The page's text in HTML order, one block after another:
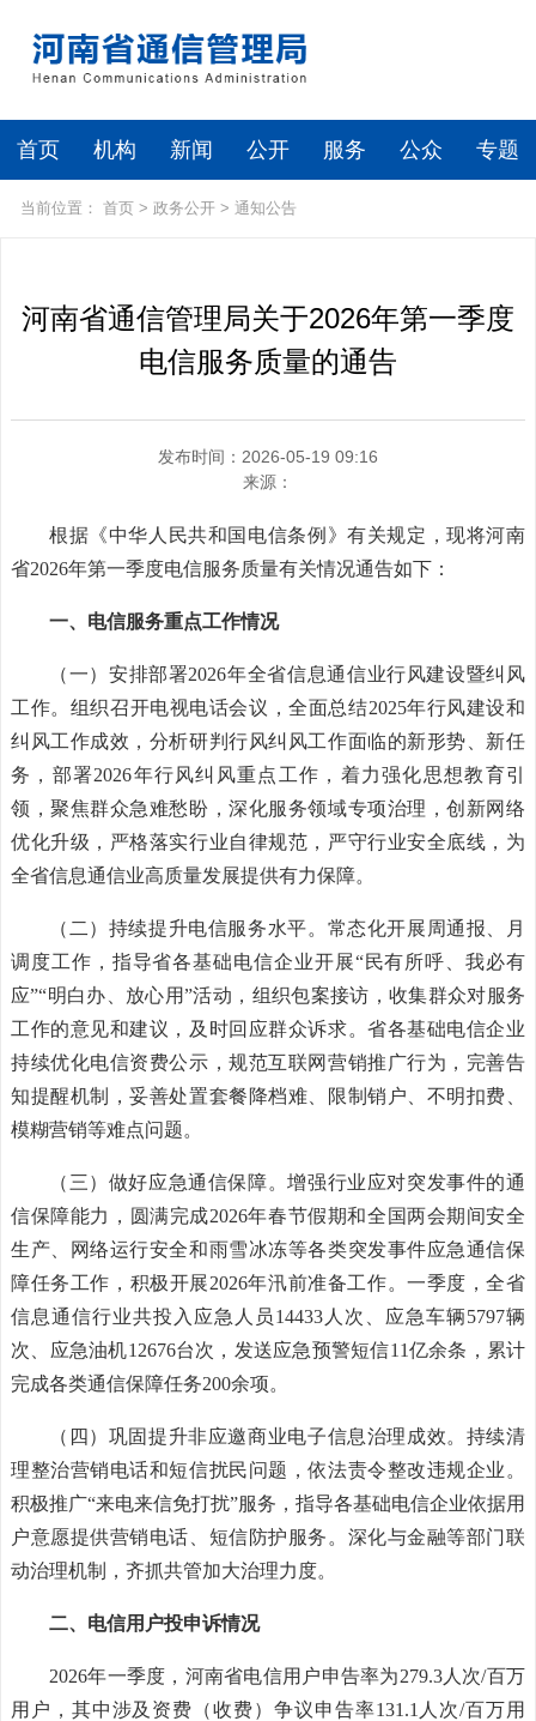
首页 机构 新闻 公开 服务 公众 专题
当前位置： 首页> 政务公开> 通知公告
河南省通信管理局关于2026年第一季度
电信服务质量的通告
发布时间：2026-05-19 09:16
来源：
根据《中华人民共和国电信条例》有关规定，现将河南
省2026年第一季度电信服务质量有关情况通告如下：
一、电信服务重点工作情况
（一）安排部署2026年全省信息通信业行风建设暨纠风
工作。组织召开电视电话会议，全面总结2025年行风建设和
纠风工作成效，分析研判行风纠风工作面临的新形势、新任
务，部署2026年行风纠风重点工作，着力强化思想教育引
领，聚焦群众急难愁盼，深化服务领域专项治理，创新网络
优化升级，严格落实行业自律规范，严守行业安全底线，为
全省信息通信业高质量发展提供有力保障。
（二）持续提升电信服务水平。常态化开展周通报、月
调度工作，指导省各基础电信企业开展“民有所呼、我必有
应”“明白办、放心用”活动，组织包案接访，收集群众对服务
工作的意见和建议，及时回应群众诉求。省各基础电信企业
持续优化电信资费公示，规范互联网营销推广行为，完善告
知提醒机制，妥善处置套餐降档难、限制销户、不明扣费、
模糊营销等难点问题。
（三）做好应急通信保障。增强行业应对突发事件的通
信保障能力，圆满完成2026年春节假期和全国两会期间安全
生产、网络运行安全和雨雪冰冻等各类突发事件应急通信保
障任务工作，积极开展2026年汛前准备工作。一季度，全省
信息通信行业共投入应急人员14433人次、应急车辆5797辆
次、应急油机12676台次，发送应急预警短信11亿余条，累计
完成各类通信保障任务200余项。
（四）巩固提升非应邀商业电子信息治理成效。持续清
理整治营销电话和短信扰民问题，依法责令整改违规企业。
积极推广“来电来信免打扰”服务，指导各基础电信企业依据用
户意愿提供营销电话、短信防护服务。深化与金融等部门联
动治理机制，齐抓共管加大治理力度。
二、电信用户投申诉情况
2026年一季度，河南省电信用户申告率为279.3人次/百万
用户，其中涉及资费（收费）争议申告率131.1人次/百万用